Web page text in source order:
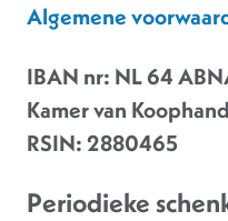
Algemene
IBAN nr: NL 64
Kamer van
RSIN: 2880465
Periodieke